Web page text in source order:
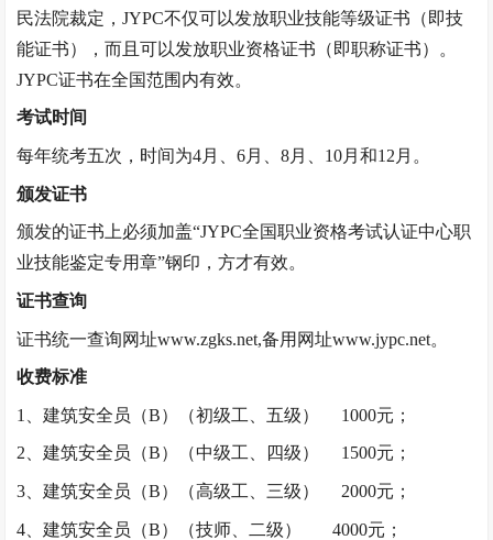
民法院裁定，JYPC不仅可以发放职业技能等级证书（即技
能证书），而且可以发放职业资格证书（即职称证书）。
JYPC证书在全国范围内有效。
考试时间
每年统考五次，时间为4月、6月、8月、10月和12月。
颁发证书
颁发的证书上必须加盖“JYPC全国职业资格考试认证中心职
业技能鉴定专用章”钢印，方才有效。
证书查询
证书统一查询网址www.zgks.net,备用网址www.jypc.net。
收费标准
1、建筑安全员 （B） （初级工、五级） 1000元；
2、建筑安全员 （B） （中级工、四级） 1500元；
3、建筑安全员 （B） （高级工、三级） 2000元；
4、建筑安全员 （B） （技师、二级） 4000元；